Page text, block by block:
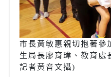
市長黃敏惠親切抱著參
生局長廖育瑋、教育處
記者黃音文攝)